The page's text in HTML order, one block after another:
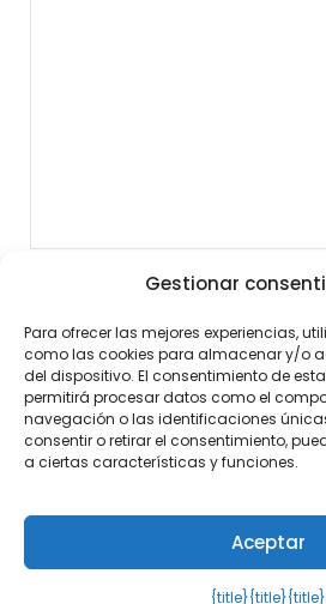
©2026 Noticias al Momento|
WordPress
Gestionar
Para ofrecer las mejores experiencias,
como las cookies para almacenar y/o
del dispositivo. El consentimiento de
permitirá procesar datos como el
navegación o las identificaciones
consentir o retirar el consentimiento,
a ciertas características y funciones.
Aceptar
{title}{title}{title}